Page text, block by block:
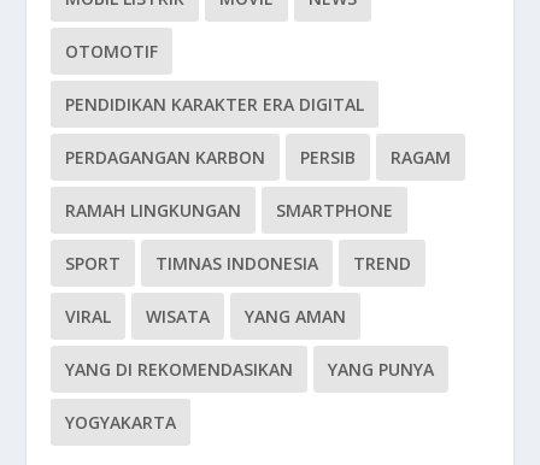
OTOMOTIF
PENDIDIKAN KARAKTER ERA DIGITAL
PERDAGANGAN KARBON PERSIB RAGAM
RAMAH LINGKUNGAN SMARTPHONE
SPORT TIMNAS INDONESIA TREND
VIRAL WISATA YANG AMAN
YANG DI REKOMENDASIKAN YANG PUNYA
YOGYAKARTA